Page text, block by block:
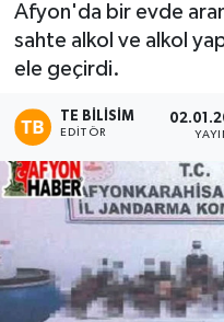
Afyon'da bir evde
sahte alkol ve alkol
ele geçirdi.
TE BILISIM
EDITÖR
Sivil Toplum
Etkinlikler